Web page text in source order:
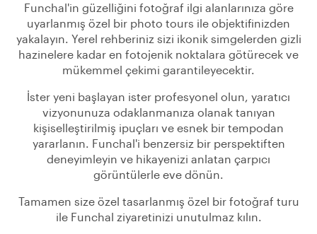
Funchal'in güzelliğini fotoğraf ilgi alanlarınıza göre
uyarlanmış özel bir photo tours ile objektifinizden
yakalayın. Yerel rehberiniz sizi ikonik simgelerden gizli
hazinelere kadar en fotojenik noktalara götürecek ve
mükemmel çekimi garantileyecektir.
İster yeni başlayan ister profesyonel olun, yaratıcı
vizyonunuza odaklanmanıza olanak tanıyan
kişiselleştirilmiş ipuçları ve esnek bir tempodan
yararlanın. Funchal'i benzersiz bir perspektiften
deneyimleyin ve hikayenizi anlatan çarpıcı
görüntülerle eve dönün.
Tamamen size özel tasarlanmış özel bir fotoğraf turu
ile Funchal ziyaretinizi unutulmaz kılın.